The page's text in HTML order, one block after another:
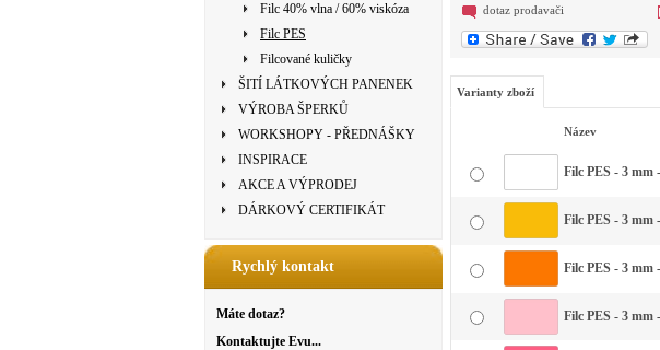
Filc 40% vlna / 60% viskóza
Filc PES
Filcované kuličky
ŠITÍ LÁTKOVÝCH PANENEK
VÝROBA ŠPERKŮ
WORKSHOPY - PŘEDNÁŠKY
INSPIRACE
AKCE A VÝPRODEJ
DÁRKOVÝ CERTIFIKÁT
Rychlý kontakt
Máte dotaz?
Kontaktujte Evu...
dotaz prodavači
Varianty zboží
Název
Filc PES - 3 mm
Filc PES - 3 mm
Filc PES - 3 mm
Filc PES - 3 mm